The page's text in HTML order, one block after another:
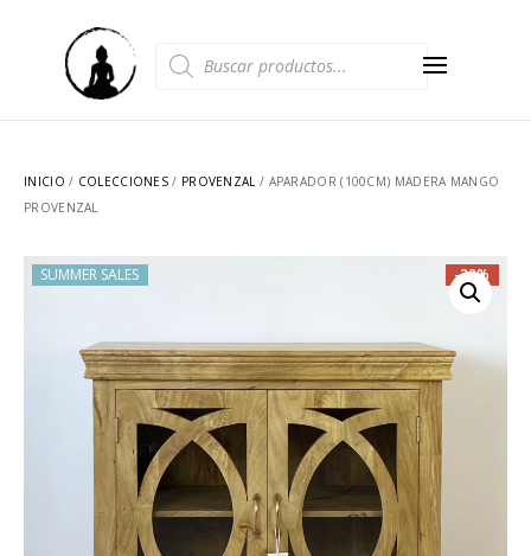
de
productos
INICIO / COLECCIONES / PROVENZAL / APARADOR (100CM) MADERA MANGO
PROVENZAL
-22%
SUMMER SALES -22%
SUMMER SALES